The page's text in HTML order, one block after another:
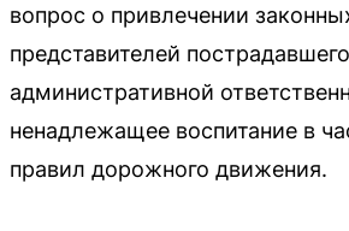
вопрос о привлечении
представителей
административной
ненадлежащее воспитание в
правил дорожного движения.